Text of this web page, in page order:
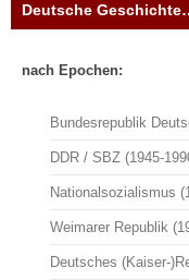
Deutsche
nach Epochen:
Bundesrepublik
DDR / SBZ (1945-
Nationalsozialismus
Weimarer Republik
Deutsches (Kaiser-